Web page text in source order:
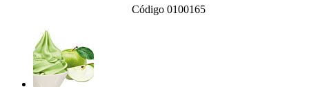
Código 0100165